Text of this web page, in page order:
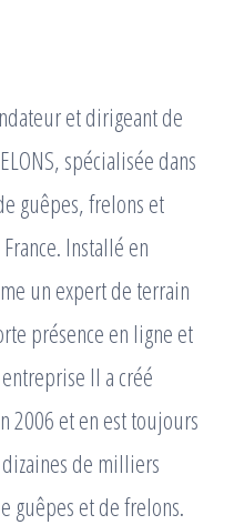
et dirigeant de
spécialisée dans
guêpes, frelons et
Installé en
un expert de terrain
présence en ligne et
Il a créé
2006 et en est toujours
de milliers
guêpes et de frelons.